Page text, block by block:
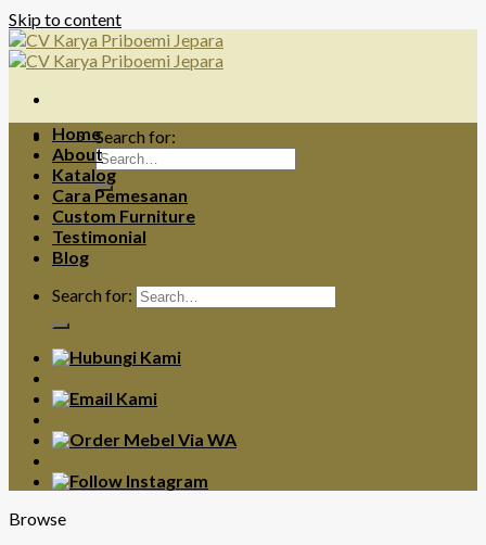
Skip to content
Search for:
Home
About
Katalog
Cara Pemesanan
Custom Furniture
Testimonial
Blog
Search for:
Browse